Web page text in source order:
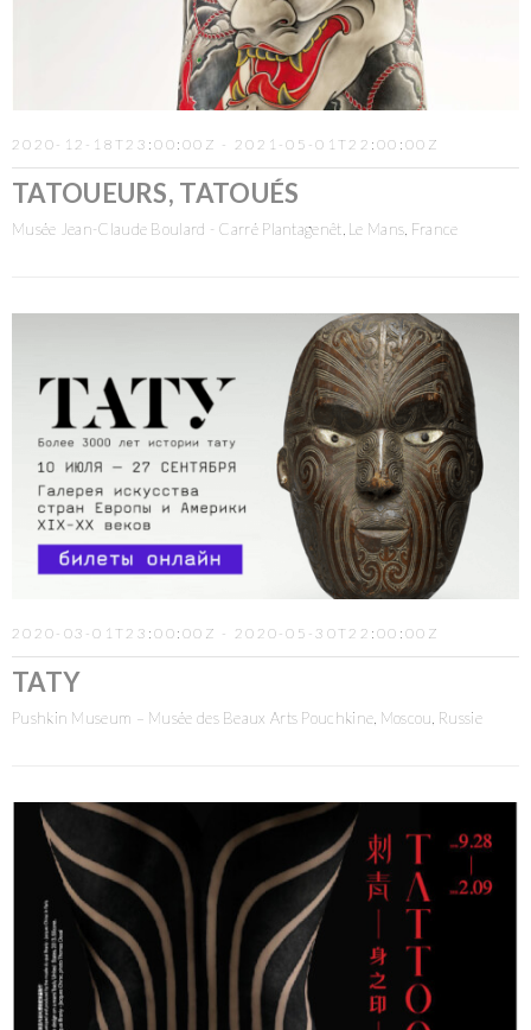
2020-12-18T23:00:00Z - 2021-05-01T22:00:00Z
TATOUEURS, TATOUÉS
Musée Jean-Claude Boulard - Carré Plantagenêt, Le Mans, France
2020-03-01T23:00:00Z - 2020-05-30T22:00:00Z
TATY
Pushkin Museum – Musée des Beaux Arts Pouchkine, Moscou, Russie